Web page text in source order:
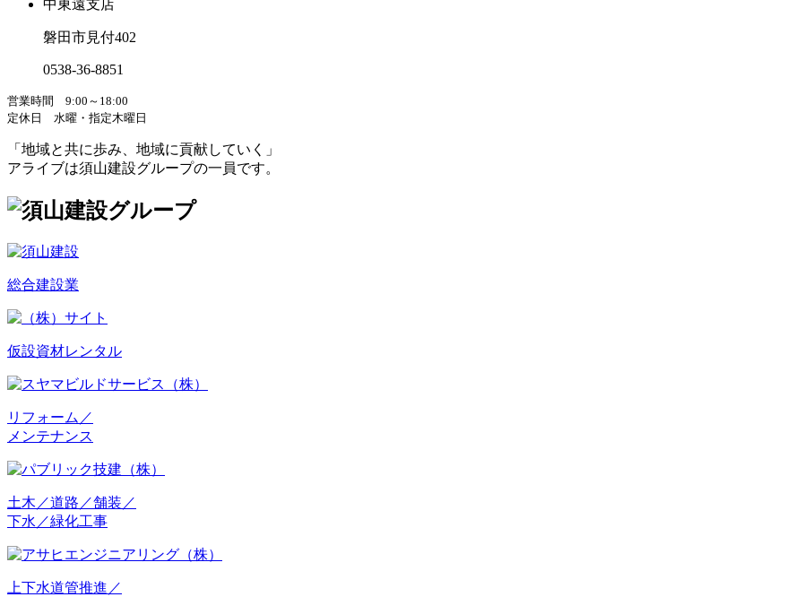
中東遠支店
磐田市見付402
0538-36-8851
営業時間 9:00～18:00
定休日 水曜・指定木曜日
「地域と共に歩み、地域に貢献していく」
アライブは須山建設グループの一員です。
総合建設業
仮設資材レンタル
リフォーム／
メンテナンス
土木／道路／舗装／
下水／緑化工事
上下水道管推進／